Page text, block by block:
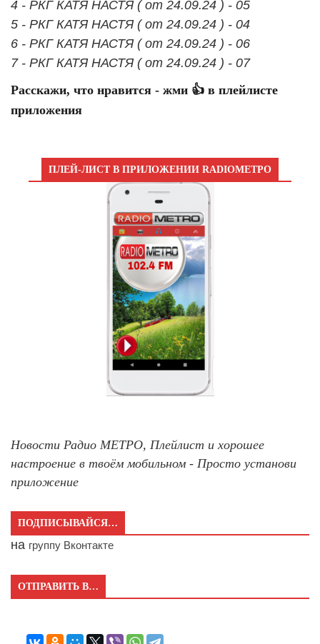
4 - РКГ КАТЯ НАСТЯ ( от 24.09.24 ) - 05
5 - РКГ КАТЯ НАСТЯ ( от 24.09.24 ) - 04
6 - РКГ КАТЯ НАСТЯ ( от 24.09.24 ) - 06
7 - РКГ КАТЯ НАСТЯ ( от 24.09.24 ) - 07
Расскажи, что нравится - жми 👍 в плейлисте
приложения
ПЛЕЙ-ЛИСТ В ПРИЛОЖЕНИИ RADIOМЕТРО
Новости Радио МЕТРО, Плейлист и хорошее
настроение в твоём мобильном - Просто установи
приложение
ПОДПИСЫВАЙСЯ…
на группу Вконтакте
ОТПРАВИТЬ В…